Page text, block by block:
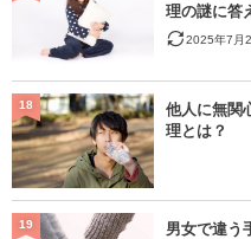
理の謎に答
2025年7月
他人に無関
理とは？
18
男女で違う
19